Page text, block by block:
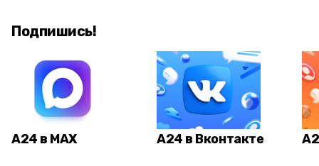
Подпишись!
А24 в MAX А24 в Вконтакте